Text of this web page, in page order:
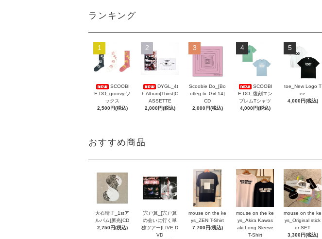
ランキング
1
SCOOBI
E DO_groovy ソ
ックス
2,500円(税込)
2
DYGL_4t
h Album[Thirst]C
ASSETTE
2,000円(税込)
3
Scoobie Do_[Bo
otleg-tic Girl 14]
CD
2,000円(税込)
4
SCOOBI
E DO_復刻エン
ブレムTシャツ
4,000円(税込)
5
toe_New Logo T
ee
4,000円(税込)
おすすめ商品
大石晴子_1stア
ルバム[脈光]CD
2,750円(税込)
宍戸翼_[宍戸翼
の会いに行く単
独ツアー]LIVE D
VD
mouse on the ke
ys_ZEN T-Shirt
7,700円(税込)
mouse on the ke
ys_Akira Kawas
aki Long Sleeve
T-Shirt
mouse on the ke
ys_Original stick
er SET
3,300円(税込)